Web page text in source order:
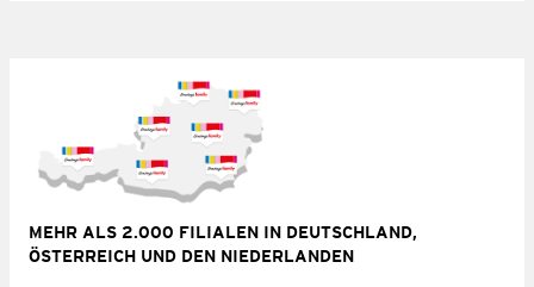
MEHR ALS 2.000 FILIALEN IN DEUTSCHLAND,
ÖSTERREICH UND DEN NIEDERLANDEN